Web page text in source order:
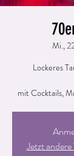
Mi.,
Lockeres
mit Cocktails,
Jetzt